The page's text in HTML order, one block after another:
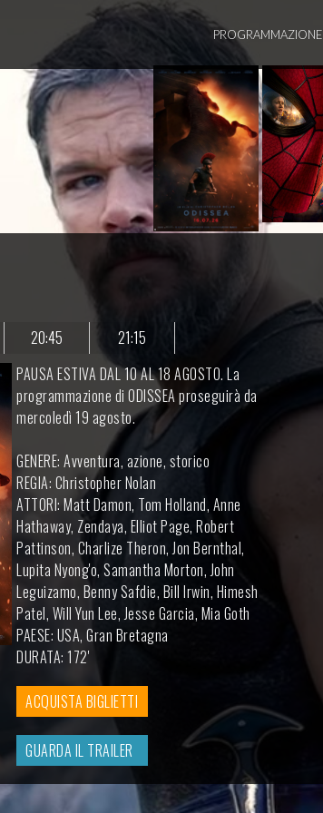
PROGRAMMAZIONE
20:45
21:15
PAUSA ESTIVA DAL 10 AL 18 AGOSTO. La
programmazione di ODISSEA proseguirà da
mercoledì 19 agosto.
GENERE: Avventura, azione, storico
REGIA: Christopher Nolan
ATTORI: Matt Damon, Tom Holland, Anne
Hathaway, Zendaya, Elliot Page, Robert
Pattinson, Charlize Theron, Jon Bernthal,
Lupita Nyong'o, Samantha Morton, John
Leguizamo, Benny Safdie, Bill Irwin, Himesh
Patel, Will Yun Lee, Jesse Garcia, Mia Goth
PAESE: USA, Gran Bretagna
DURATA: 172'
ACQUISTA BIGLIETTI
GUARDA IL TRAILER